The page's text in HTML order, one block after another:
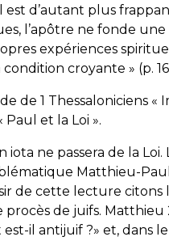
est d’autant plus
l’apôtre ne fonde
expériences
croyante » (p.
de 1 Thessaloniciens «
Paul et la Loi ».
ne passera de la Loi.
Matthieu-
de cette lecture citons
procès de juifs. Matthieu
est-il antijuif ?» et, dans